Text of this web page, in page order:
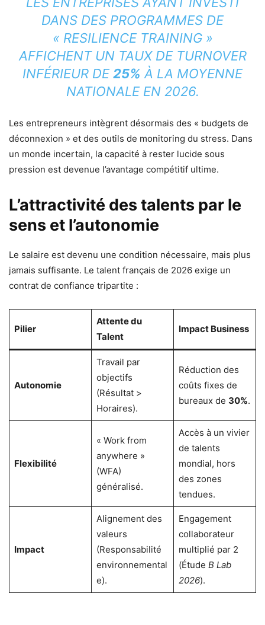
DANS DES PROGRAMMES DE
« RESILIENCE TRAINING »
AFFICHENT UN TAUX DE TURNOVER
INFÉRIEUR DE25% À LA MOYENNE
NATIONALE EN 2026.
Les entrepreneurs intègrent désormais des « budgets de
déconnexion » et des outils de monitoring du stress. Dans
un monde incertain, la capacité à rester lucide sous
pression est devenue l’avantage compétitif ultime.
L’attractivité des talents par le
sens et l’autonomie
Le salaire est devenu une condition nécessaire, mais plus
jamais suffisante. Le talent français de 2026 exige un
contrat de confiance tripartite :
Pilier
Attente du
Talent
Impact Business
Autonomie
Travail par
objectifs
(Résultat >
Horaires).
Réduction des
coûts fixes de
bureaux de 30%.
Flexibilité
« Work from
anywhere »
(WFA)
généralisé.
Accès à un vivier
de talents
mondial, hors
des zones
tendues.
Impact
Alignement des
valeurs
(Responsabilité
environnemental
e).
Engagement
collaborateur
multiplié par 2
(Étude B Lab
2026).